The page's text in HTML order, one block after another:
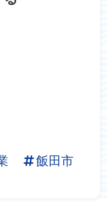
飯田市